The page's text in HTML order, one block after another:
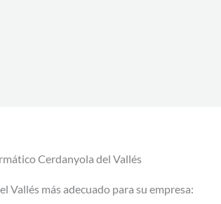
Cerdanyola del Vallés
más adecuado para su empresa: